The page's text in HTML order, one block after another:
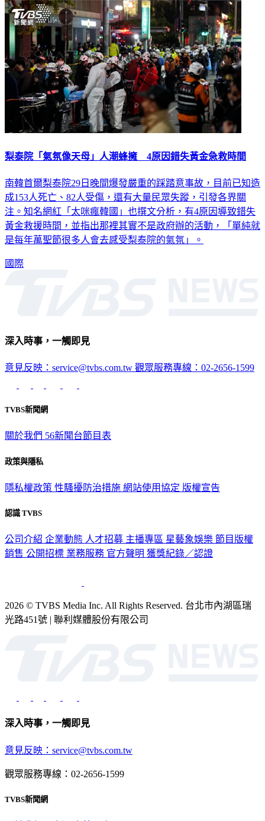
梨泰院「氣氛像天母」人潮蜂擁 4原因錯失黃金急救時間
南韓首爾梨泰院29日晚間爆發嚴重的踩踏意事故，目前已知造
成153人死亡、82人受傷，還有大量民眾失蹤，引發各界關
注。知名網紅「太咪瘋韓國」也撰文分析，有4原因導致錯失
黃金救援時間，並指出那裡其實不是政府辦的活動，「單純就
是每年萬聖節很多人會去感受梨泰院的氣氛」。
國際
深入時事，一觸即見
意見反映：service@tvbs.com.tw 觀眾服務專線：02-2656-1599
TVBS新聞網
關於我們 56新聞台節目表
政策與隱私
隱私權政策 性騷擾防治措施 網站使用協定 版權宣告
認識 TVBS
公司介紹 企業動態 人才招募 主播專區 星藝象娛樂 節目版權
銷售 公開招標 業務服務 官方聲明 獲獎紀錄／認證
2026 © TVBS Media Inc. All Rights Reserved. 台北市內湖區瑞
光路451號 | 聯利媒體股份有限公司
深入時事，一觸即見
意見反映：service@tvbs.com.tw
觀眾服務專線：02-2656-1599
TVBS新聞網